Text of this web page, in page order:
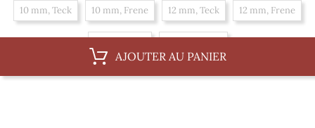
10 mm, Teck 10 mm, Frene 12 mm, Teck 12 mm, Frene
AJOUTER AU PANIER